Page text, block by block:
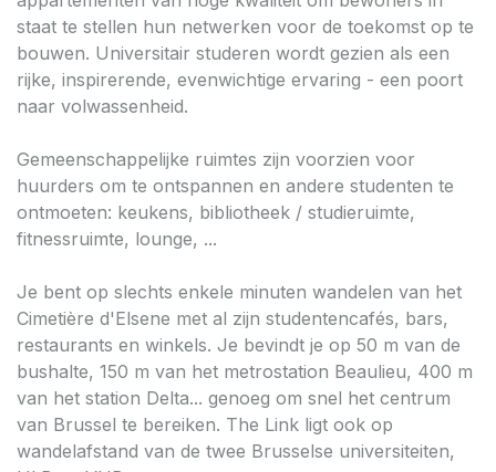
staat te stellen hun netwerken voor de toekomst op te
bouwen. Universitair studeren wordt gezien als een
rijke, inspirerende, evenwichtige ervaring - een poort
naar volwassenheid.
Gemeenschappelijke ruimtes zijn voorzien voor
huurders om te ontspannen en andere studenten te
ontmoeten: keukens, bibliotheek / studieruimte,
fitnessruimte, lounge, ...
Je bent op slechts enkele minuten wandelen van het
Cimetière d'Elsene met al zijn studentencafés, bars,
restaurants en winkels. Je bevindt je op 50 m van de
bushalte, 150 m van het metrostation Beaulieu, 400 m
van het station Delta... genoeg om snel het centrum
van Brussel te bereiken. The Link ligt ook op
wandelafstand van de twee Brusselse universiteiten,